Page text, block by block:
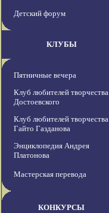
Детский форум
КЛУБЫ
Пятничные вечера
Клуб любителей творчества
Достоевского
Клуб любителей творчества
Гайто Газданова
Энциклопедия Андрея
Платонова
Мастерская перевода
КОНКУРСЫ